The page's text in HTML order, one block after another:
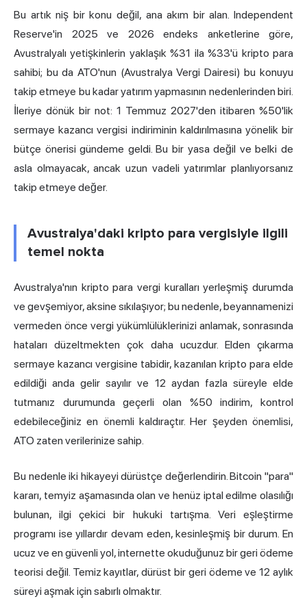
Bu artık niş bir konu değil, ana akım bir alan. Independent
Reserve'in 2025 ve 2026 endeks anketlerine göre,
Avustralyalı yetişkinlerin yaklaşık %31 ila %33'ü kripto para
sahibi; bu da ATO'nun (Avustralya Vergi Dairesi) bu konuyu
takip etmeye bu kadar yatırım yapmasının nedenlerinden biri.
İleriye dönük bir not: 1 Temmuz 2027'den itibaren %50'lik
sermaye kazancı vergisi indiriminin kaldırılmasına yönelik bir
bütçe önerisi gündeme geldi. Bu bir yasa değil ve belki de
asla olmayacak, ancak uzun vadeli yatırımlar planlıyorsanız
takip etmeye değer.
Avustralya'daki kripto para vergisiyle ilgili
temel nokta
Avustralya'nın kripto para vergi kuralları yerleşmiş durumda
ve gevşemiyor, aksine sıkılaşıyor; bu nedenle, beyannamenizi
vermeden önce vergi yükümlülüklerinizi anlamak, sonrasında
hataları düzeltmekten çok daha ucuzdur. Elden çıkarma
sermaye kazancı vergisine tabidir, kazanılan kripto para elde
edildiği anda gelir sayılır ve 12 aydan fazla süreyle elde
tutmanız durumunda geçerli olan %50 indirim, kontrol
edebileceğiniz en önemli kaldıraçtır. Her şeyden önemlisi,
ATO zaten verilerinize sahip.
Bu nedenle iki hikayeyi dürüstçe değerlendirin. Bitcoin "para"
kararı, temyiz aşamasında olan ve henüz iptal edilme olasılığı
bulunan, ilgi çekici bir hukuki tartışma. Veri eşleştirme
programı ise yıllardır devam eden, kesinleşmiş bir durum. En
ucuz ve en güvenli yol, internette okuduğunuz bir geri ödeme
teorisi değil. Temiz kayıtlar, dürüst bir geri ödeme ve 12 aylık
süreyi aşmak için sabırlı olmaktır.